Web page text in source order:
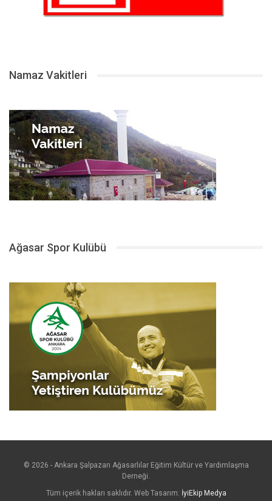
Namaz Vakitleri
Ağasar Spor Kulübü
© 2026 - Ankara Şalpazarı Ağasarlılar Eğitim Kültür ve Yardımlaşma
Derneği.
Tüm içerik hakları saklıdır. Web Tasarım: İyiEkip Medya